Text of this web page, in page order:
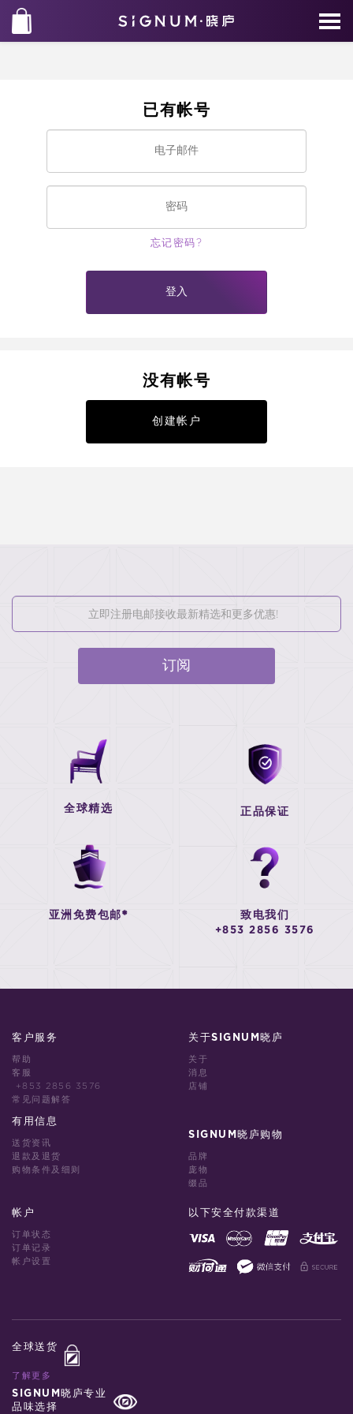
已有帐号
忘记密码?
登入
没有帐号
创建帐户
订阅
全球精选 正品保证
亚洲免费包邮* 致电我们
+853 2856 3576
客户服务
帮助
客服
+853 2856 3576
常见问题解答
有用信息
送货资讯
退款及退货
购物条件及细则
关于SIGNUM晓庐
关于
消息
店铺
SIGNUM晓庐购物
品牌
庞物
缀品
帐户
订单状态
订单记录
帐户设置
以下安全付款渠道
全球送货
了解更多
SIGNUM晓庐专业
品味选择